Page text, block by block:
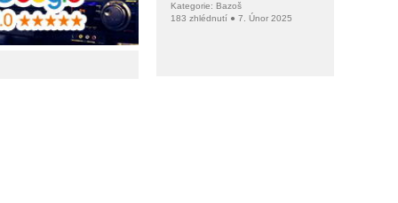
Kategorie: Bazoš
183 zhlédnutí ● 7. Únor 2025